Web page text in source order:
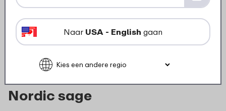
EasyClip deksel compleet
Nordic sage
Naar USA - English gaan